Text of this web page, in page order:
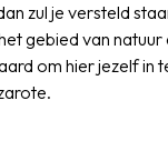
zul je versteld
gebied van natuur
om hier jezelf in